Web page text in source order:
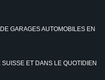
GARAGES AUTOMOBILES EN
ET DANS LE QUOTIDIEN